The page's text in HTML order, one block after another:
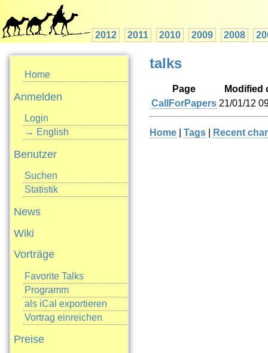
2012 2011 2010 2009 2008
Home
Anmelden
Login
→ English
Benutzer
Suchen
Statistik
News
Wiki
Vorträge
Favorite Talks
Programm
als iCal exportieren
Vortrag einreichen
Preise
talks
Page
Modified
CallForPapers 21/01/12
Home Tags Recent